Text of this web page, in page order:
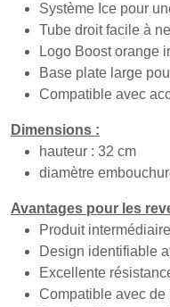
Système Ice pour
Tube droit facile à
Logo Boost orange
Base plate large
Compatible avec
Dimensions :
hauteur : 32 cm
diamètre
Avantages pour les
Produit
Design identifiable
Excellente
Compatible avec